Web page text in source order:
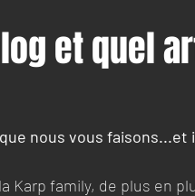
et quel
nous vous faisons...et
Karp family, de plus en